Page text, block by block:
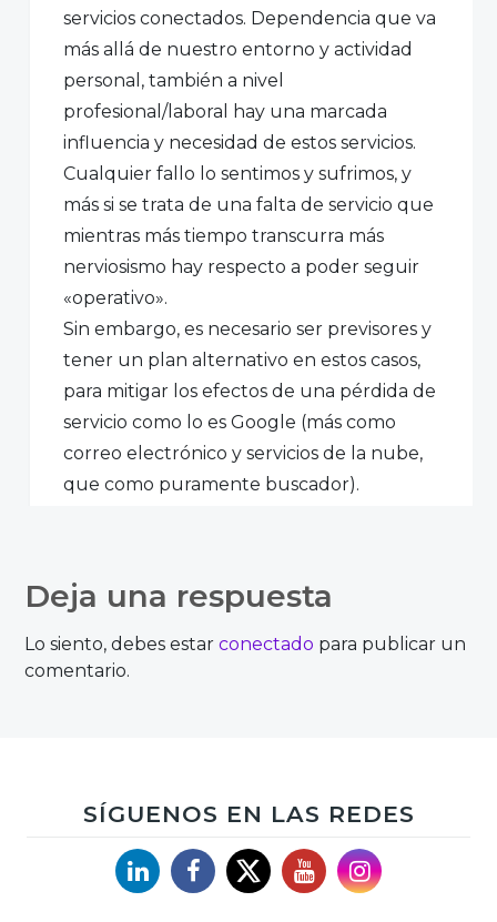
servicios conectados. Dependencia que va
más allá de nuestro entorno y actividad
personal, también a nivel
profesional/laboral hay una marcada
influencia y necesidad de estos servicios.
Cualquier fallo lo sentimos y sufrimos, y
más si se trata de una falta de servicio que
mientras más tiempo transcurra más
nerviosismo hay respecto a poder seguir
«operativo».
Sin embargo, es necesario ser previsores y
tener un plan alternativo en estos casos,
para mitigar los efectos de una pérdida de
servicio como lo es Google (más como
correo electrónico y servicios de la nube,
que como puramente buscador).
es cierto y un tema a tratar en un plan de
riesgos y contingencia.
Ana Martín del Campo
Buenos días,
Deja una respuesta
Lo siento, debes estarconectado para publicar un
comentario.
SÍGUENOS EN LAS REDES
LinkedinFacebook
X YouTubeInstagram